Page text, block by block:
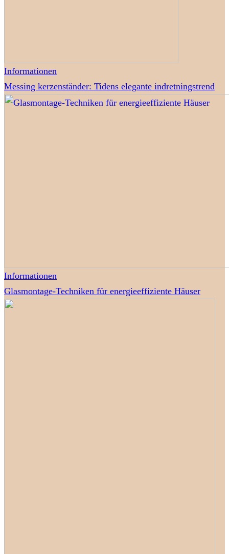
Informationen
Messing kerzenständer: Tidens elegante indretningstrend
Informationen
Glasmontage-Techniken für energieeffiziente Häuser